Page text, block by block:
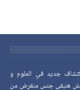
جديد في العلوم و
هنبقي جنس منقرض من